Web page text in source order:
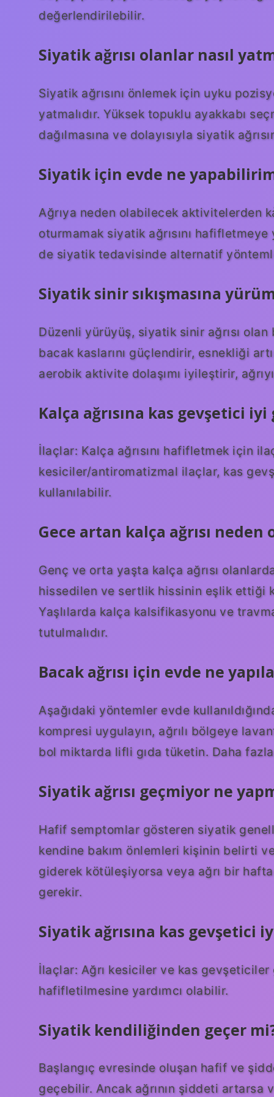
değerlendirilebilir.
Siyatik ağrısı olanlar nasıl
Siyatik ağrısını önlemek için uyku
yatmalıdır. Yüksek topuklu ayakkabı
dağılmasına ve dolayısıyla siyatik
Siyatik için evde ne
Ağrıya neden olabilecek aktivitelerden
oturmamak siyatik ağrısını
de siyatik tedavisinde alternatif
Siyatik sinir sıkışmasına
Düzenli yürüyüş, siyatik sinir ağrısı
bacak kaslarını güçlendirir, esnekliği
aerobik aktivite dolaşımı iyileştirir,
Kalça ağrısına kas gevşetici
İlaçlar: Kalça ağrısını hafifletmek için
kesiciler/antiromatizmal ilaçlar, kas
kullanılabilir.
Gece artan kalça ağrısı neden
Genç ve orta yaşta kalça ağrısı
hissedilen ve sertlik hissinin eşlik ettiği
Yaşlılarda kalça kalsifikasyonu ve
tutulmalıdır.
Bacak ağrısı için evde ne
Aşağıdaki yöntemler evde
kompresi uygulayın, ağrılı bölgeye
bol miktarda lifli gıda tüketin. Daha
Siyatik ağrısı geçmiyor ne
Hafif semptomlar gösteren siyatik
kendine bakım önlemleri kişinin belirti
giderek kötüleşiyorsa veya ağrı bir
gerekir.
Siyatik ağrısına kas gevşetici
İlaçlar: Ağrı kesiciler ve kas
hafifletilmesine yardımcı olabilir.
Siyatik kendiliğinden geçer
Başlangıç ​​evresinde oluşan hafif ve
geçebilir. Ancak ağrının şiddeti artarsa